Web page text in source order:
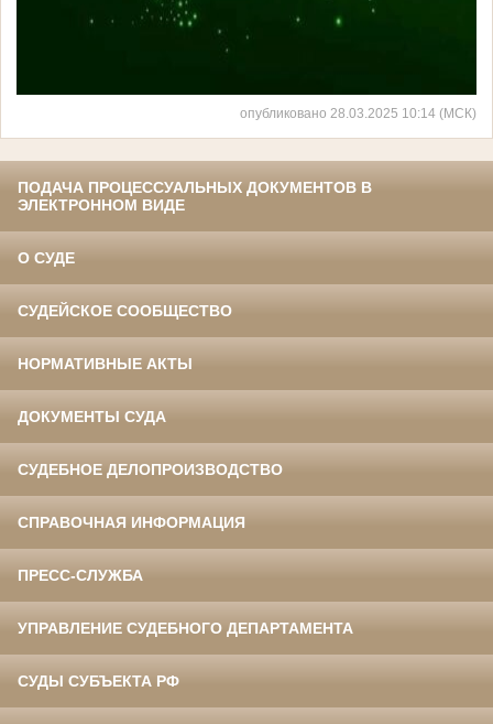
опубликовано 28.03.2025 10:14 (МСК)
ПОДАЧА ПРОЦЕССУАЛЬНЫХ ДОКУМЕНТОВ В
ЭЛЕКТРОННОМ ВИДЕ
О СУДЕ
СУДЕЙСКОЕ СООБЩЕСТВО
НОРМАТИВНЫЕ АКТЫ
ДОКУМЕНТЫ СУДА
СУДЕБНОЕ ДЕЛОПРОИЗВОДСТВО
СПРАВОЧНАЯ ИНФОРМАЦИЯ
ПРЕСС-СЛУЖБА
УПРАВЛЕНИЕ СУДЕБНОГО ДЕПАРТАМЕНТА
СУДЫ СУБЪЕКТА РФ